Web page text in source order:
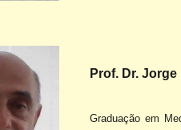
Prof. Dr.
Graduação em